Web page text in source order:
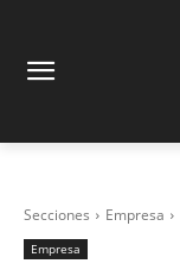
Secciones Empresa
Empresa